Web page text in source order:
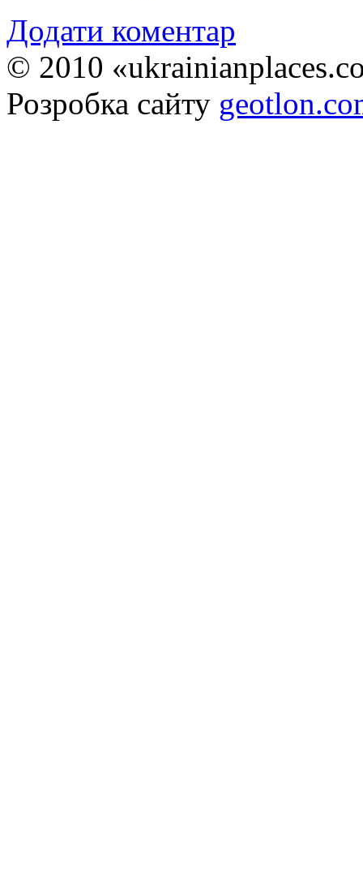
Додати коментар
© 2010
Розробка сайту